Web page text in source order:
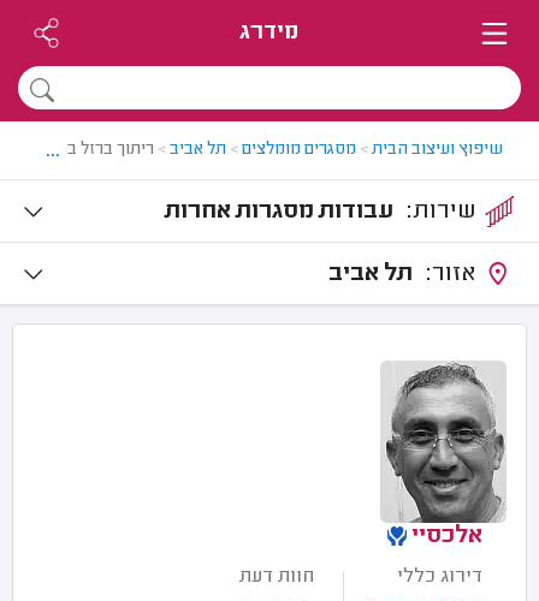
מידרג
שיפוץ ועיצוב הבית> מסגרים מומלצים> תל אביב> ריתוך ברזל בתל אביב
...
עבודות מסגרות אחרות
תל אביב
אלכסיי
דירוג כללי חוות דעת